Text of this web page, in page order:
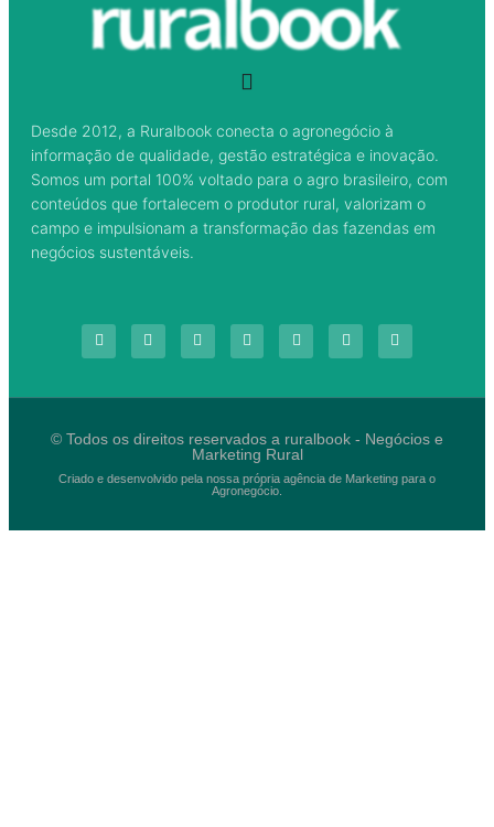
Desde 2012, a Ruralbook conecta o agronegócio à
informação de qualidade, gestão estratégica e inovação.
Somos um portal 100% voltado para o agro brasileiro, com
conteúdos que fortalecem o produtor rural, valorizam o
campo e impulsionam a transformação das fazendas em
negócios sustentáveis.
© Todos os direitos reservados a ruralbook - Negócios e
Marketing Rural
Criado e desenvolvido pela nossa própria agência de Marketing para o
Agronegócio.